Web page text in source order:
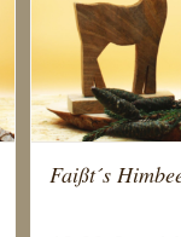
Faißt´s